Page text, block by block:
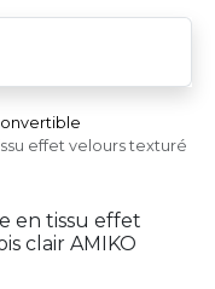
effet velours texturé
en tissu effet
clair AMIKO